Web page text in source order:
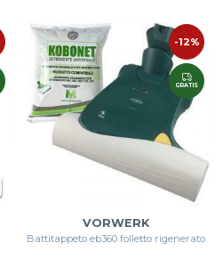
-12%
GRATIS
VORWERK
Battitappeto eb360 folletto rigenerato